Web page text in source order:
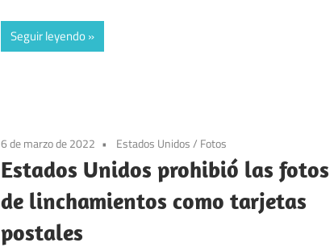
Seguir leyendo
6 de marzo de 2022 Estados Unidos/ Fotos
Estados Unidos prohibió las fotos
de linchamientos como tarjetas
postales